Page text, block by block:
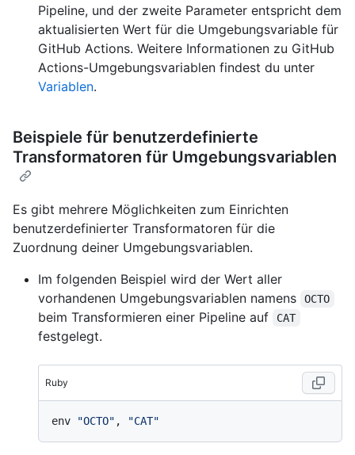
Pipeline, und der zweite Parameter entspricht dem
aktualisierten Wert für die Umgebungsvariable für
GitHub Actions. Weitere Informationen zu GitHub
Actions-Umgebungsvariablen findest du unter
Variablen.
Beispiele für benutzerdefinierte
Transformatoren für Umgebungsvariablen
Es gibt mehrere Möglichkeiten zum Einrichten
benutzerdefinierter Transformatoren für die
Zuordnung deiner Umgebungsvariablen.
Im folgenden Beispiel wird der Wert aller
vorhandenen Umgebungsvariablen namens
OCTO
beim Transformieren einer Pipeline auf CAT
festgelegt.
Ruby
env "OCTO" , "CAT"